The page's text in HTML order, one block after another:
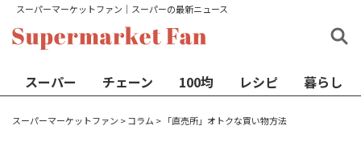
スーパーマーケットファン│スーパーの最新ニュース
スーパー チェーン 100均 レシピ 暮らし
スーパーマーケットファン >コラム > 「直売所」オトクな買い物方法